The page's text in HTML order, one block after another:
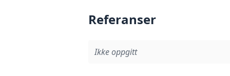
Referanser
Ikke oppgitt